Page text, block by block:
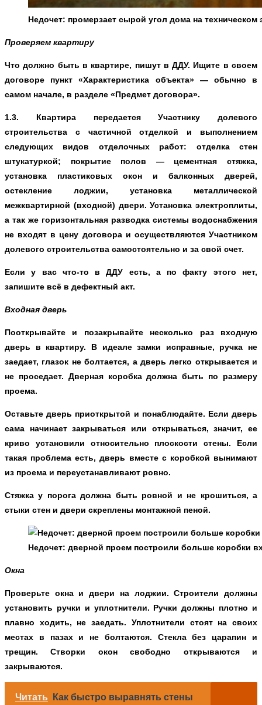
Недочет: промерзает сырой угол дома на
Проверяем квартиру
Что должно быть в квартире, пишут в ДДУ. Ищите в своем
договоре пункт «Характеристика объекта» — обычно в
самом начале, в разделе «Предмет договора».
1.3. Квартира передается Участнику долевого
строительства с частичной отделкой и выполнением
следующих видов отделочных работ: отделка стен
штукатуркой; покрытие полов — цементная стяжка,
установка пластиковых окон и балконных дверей,
остекление лоджии, установка металлической
межквартирной (входной) двери. Установка электроплиты,
а так же горизонтальная разводка системы водоснабжения
не входят в цену договора и осуществляются Участником
долевого строительства самостоятельно и за свой счет.
Если у вас что-то в ДДУ есть, а по факту этого нет,
запишите всё в дефектный акт.
Входная дверь
Пооткрывайте и позакрывайте несколько раз входную
дверь в квартиру. В идеале замки исправные, ручка не
заедает, глазок не болтается, а дверь легко открывается и
не проседает. Дверная коробка должна быть по размеру
проема.
Оставьте дверь приоткрытой и понаблюдайте. Если дверь
сама начинает закрываться или открываться, значит, ее
криво установили относительно плоскости стены. Если
такая проблема есть, дверь вместе с коробкой вынимают
из проема и переустанавливают ровно.
Стяжка у порога должна быть ровной и не крошиться, а
стыки стен и двери скреплены монтажной пеной.
Недочет: дверной проем построили больше коробки
Окна
Проверьте окна и двери на лоджии. Строители должны
установить ручки и уплотнители. Ручки должны плотно и
плавно ходить, не заедать. Уплотнители стоят на своих
местах в пазах и не болтаются. Стекла без царапин и
трещин. Створки окон свободно открываются и
закрываются.
Читать Как быстро выравнять стены